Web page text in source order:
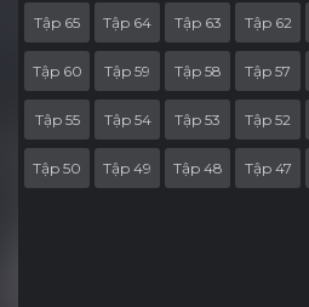
Tập 65 Tập 64 Tập 63 Tập 62
Tập 60 Tập 59 Tập 58 Tập 57
Tập 55 Tập 54 Tập 53 Tập 52
Tập 50 Tập 49 Tập 48 Tập 47